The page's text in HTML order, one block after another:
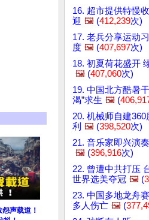
声载道！
16. 超市提供特慢
迎 🖼️ (412,239次)
17. 老兵分享运动
度 🖼️ (407,697次)
18. 初夏荷花盛开
🖼️ (407,060次)
19. 中国北方酷暑
渴”求生 🖼️ (
20. 机械师自建
利 🖼️ (398,520次)
21. 音乐家即兴演
🖼️ (396,916次)
22. 曾遭中共打压
世界选美夺冠 🖼️ (
23. 中国多地龙舟
多人伤亡 🖼️ (